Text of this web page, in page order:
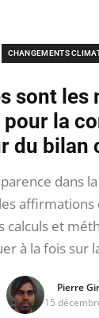
CHANGEMENTS
sont les
la
du bilan
dans
calculs et
à la fois sur
Pierre
15